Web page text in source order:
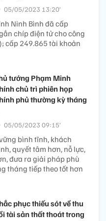
05/05/2023 13:20’
Ninh Bình đã cấp
chíp điện tử cho công
cấp 249.865 tài khoản
tướng Phạm Minh
chủ trì phiên họp
phủ thường kỳ tháng
05/05/2023 09:15’
bình tĩnh, khách
quyết tâm hơn, nỗ lực,
đưa ra giải pháp phù
tháng tiếp theo tốt hơn
phục thiếu sót về thu
tài sản thất thoát trong